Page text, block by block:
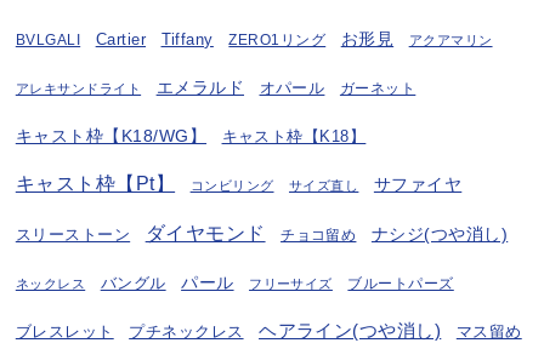
BVLGALI Cartier Tiffany ZERO1リング お形見 アクアマリン
アレキサンドライト エメラルド オパール ガーネット
キャスト枠【K18/WG】 キャスト枠【K18】
キャスト枠【Pt】 コンビリング サイズ直し サファイヤ
スリーストーン ダイヤモンド チョコ留め ナシジ(つや消し)
ネックレス バングル パール フリーサイズ ブルートパーズ
ブレスレット プチネックレス ヘアライン(つや消し) マス留め